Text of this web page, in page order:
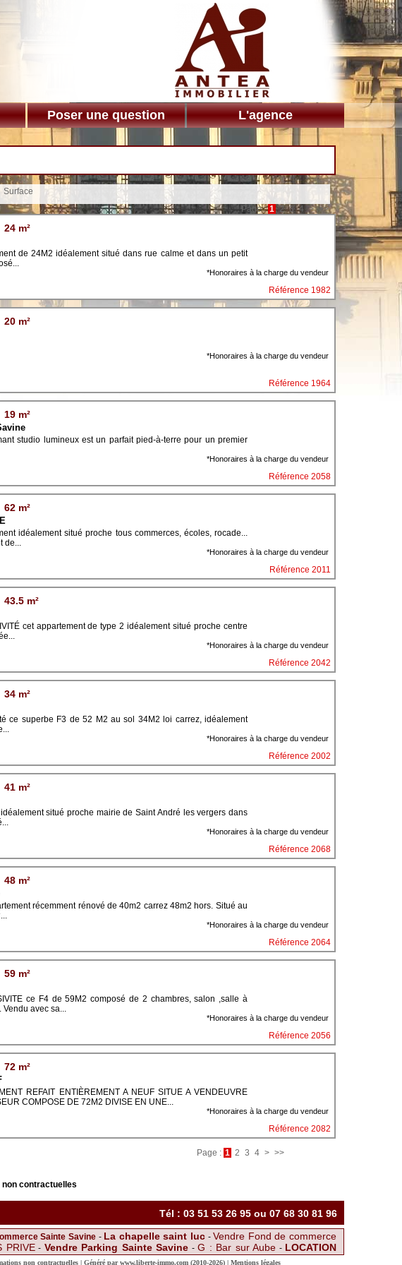
Poser une question L'agence
Surface
Page :1 2 3 4 > >>
24 m²
de 24M2 idéalement situé dans rue calme et dans un petit
*Honoraires à la charge du vendeur
Référence 1982
20 m²
*Honoraires à la charge du vendeur
Référence 1964
19 m²
studio lumineux est un parfait pied-à-terre pour un premier
*Honoraires à la charge du vendeur
Référence 2058
62 m²
idéalement situé proche tous commerces, écoles, rocade...
de...
*Honoraires à la charge du vendeur
Référence 2011
43.5 m²
cet appartement de type 2 idéalement situé proche centre
*Honoraires à la charge du vendeur
Référence 2042
34 m²
ce superbe F3 de 52 M2 au sol 34M2 loi carrez, idéalement
*Honoraires à la charge du vendeur
Référence 2002
41 m²
situé proche mairie de Saint André les vergers dans
*Honoraires à la charge du vendeur
Référence 2068
48 m²
récemment rénové de 40m2 carrez 48m2 hors. Situé au
*Honoraires à la charge du vendeur
Référence 2064
59 m²
ce F4 de 59M2 composé de 2 chambres, salon ,salle à
avec sa...
*Honoraires à la charge du vendeur
Référence 2056
72 m²
REFAIT ENTIÈREMENT A NEUF SITUE A VENDEUVRE
COMPOSE DE 72M2 DIVISE EN UNE...
*Honoraires à la charge du vendeur
Référence 2082
Page : 1 2 3 4 > >>
non contractuelles
Tél : 03 51 53 26 95 ou 07 68 30 81 96
Sainte Savine- La chapelle saint luc -Vendre Fond de commerce
PRIVE- Vendre Parking Sainte Savine -G : Bar sur Aube - LOCATION
Sainte Savine- B : Troyes à plus de 10km-SPACIEUSE MAISON FAMILLIALE
A :
non contractuelles | Généré parwww.liberte-immo.com (2010-2026) | Mentions légales